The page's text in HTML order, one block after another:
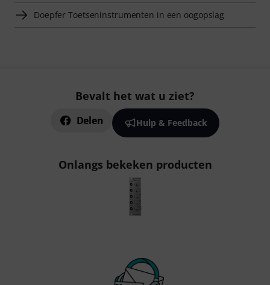
Doepfer Toetseninstrumenten in een oogopslag
Bevalt het wat u ziet?
Delen Hulp & Feedback
Onlangs bekeken producten